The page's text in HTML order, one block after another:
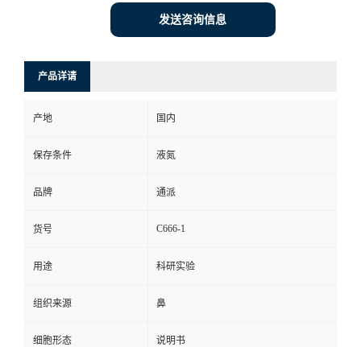
发送咨询信息
产品详请
产地 国内
保存条件 液氮
品牌 通派
货号 C666-1
用途 科研实验
组织来源 鼻
细胞形态 说明书